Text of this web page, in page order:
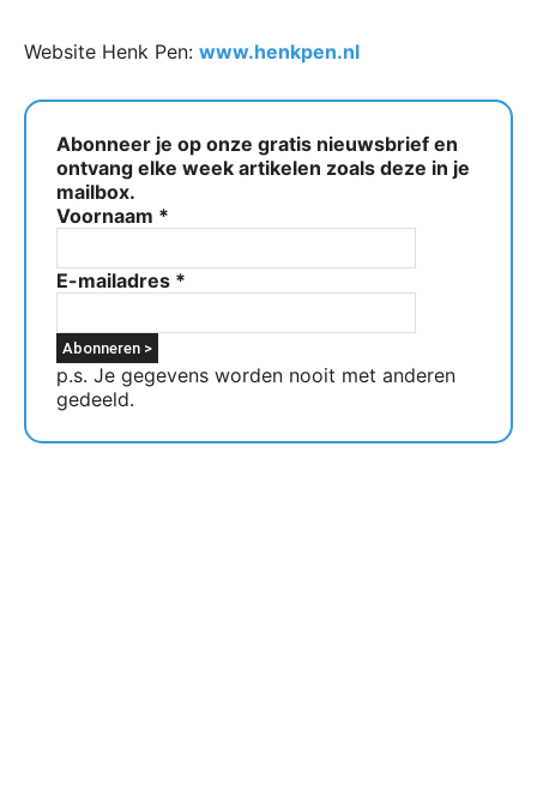
Website Henk Pen: www.henkpen.nl
Abonneer je op onze gratis nieuwsbrief en
ontvang elke week artikelen zoals deze in je
mailbox.
Voornaam *
E-mailadres *
p.s. Je gegevens worden nooit met anderen
gedeeld.